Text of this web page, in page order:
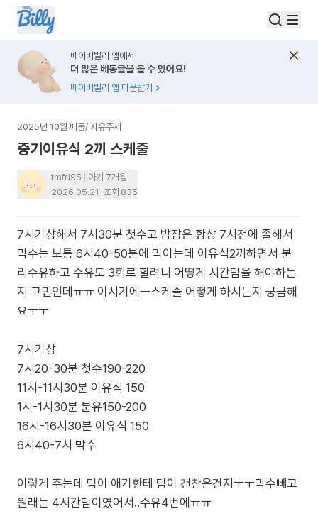
베이비빌리 앱에서
더 많은 베동글을 볼 수 있어요!
베이비빌리 앱 다운받기
2025년 10월 베동/ 자유주제
중기이유식 2끼 스케줄
tmfrl95
아기 7개월
2026.05.21 조회 835
7시기상해서 7시30분 첫수고 밤잠은 항상 7시전에 졸해서
막수는 보통 6시40-50분에 먹이는데 이유식2끼하면서 분
리수유하고 수유도 3회로 할려니 어떻게 시간텀을 해야하는
지 고민인데ㅠㅠ 이시기에ㅡ스케줄 어떻게 하시는지 궁금해
요ㅜㅜ
7시기상
7시20-30분 첫수190-220
11시-11시30분 이유식 150
1시-1시30분 분유150-200
16시-16시30분 이유식 150
6시40-7시 막수
이렇게 주는데 텀이 애기한테 텀이 갠찬은건지ㅜㅜ막수빼고
원래는 4시간텀이였어서..수유4번에ㅠㅠ